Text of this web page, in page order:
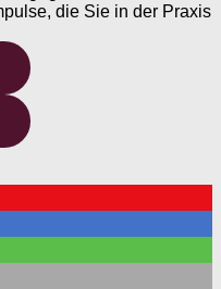
die Sie in der Praxis